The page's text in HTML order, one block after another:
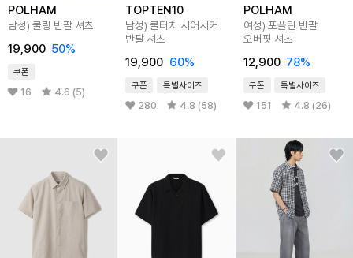
POLHAM
남성) 쿨링 반팔 셔츠
19,900 50%
쿠폰
16 4.6 (5)
TOPTEN10
남성) 쿨터치 시어서커
반팔 셔츠
19,900 60%
쿠폰 특별사이즈
280 4.8 (58)
POLHAM
여성) 포플린 반팔
오버핏 셔츠
12,900 78%
쿠폰 특별사이즈
151 4.8 (26)